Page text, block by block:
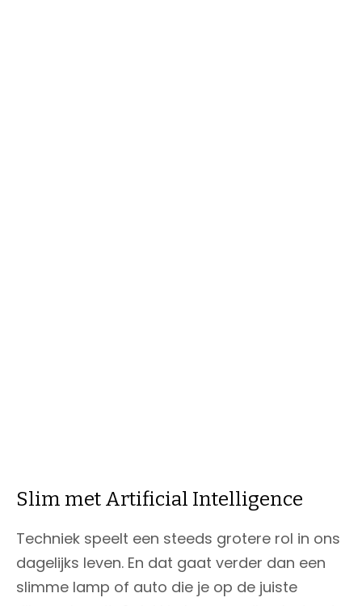
Slim met Artificial Intelligence
Techniek speelt een steeds grotere rol in ons
dagelijks leven. En dat gaat verder dan een
slimme lamp of auto die je op de juiste